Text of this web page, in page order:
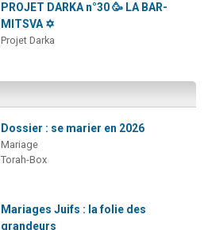
PROJET DARKA n°30 🥳 LA BAR-
MITSVA ✡️
Projet Darka
Dossier : se marier en 2026
Mariage
Torah-Box
Mariages Juifs : la folie des
grandeurs